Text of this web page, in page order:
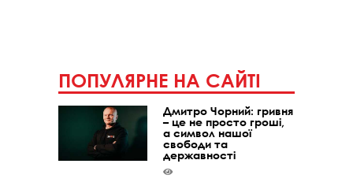
ПОПУЛЯРНЕ НА САЙТІ
Дмитро Чорний: гривня
– це не просто гроші,
а символ нашої
свободи та
державності